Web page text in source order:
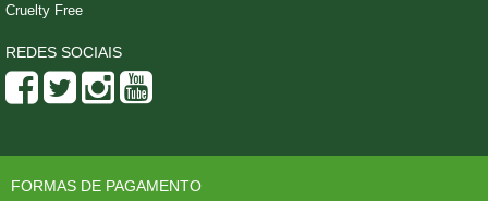
Cruelty Free
REDES SOCIAIS
FORMAS DE PAGAMENTO